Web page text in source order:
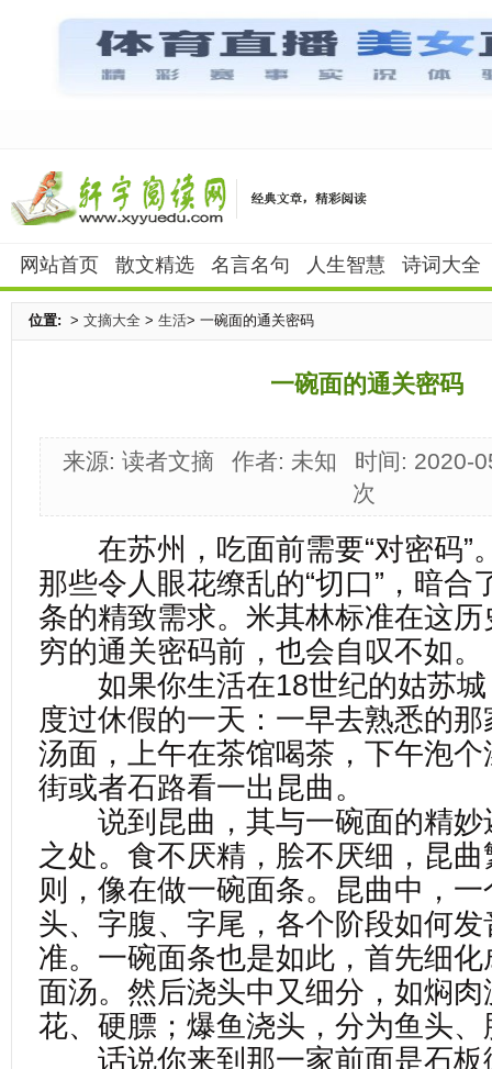
网站首页 散文精选 名言名句 人生智慧 诗词大全
位置: > 文摘大全 > 生活> 一碗面的通关密码
一碗面的通关密码
来源: 读者文摘 作者: 未知
时间: 2020-
次
在苏州，吃面前需要“对密码”
那些令人眼花缭乱的“切口”，暗合
条的精致需求。米其林标准在这
穷的通关密码前，也会自叹不如。
如果你生活在18世纪的姑苏城
度过休假的一天：一早去熟悉的
汤面，上午在茶馆喝茶，下午泡
街或者石路看一出昆曲。
说到昆曲，其与一碗面的精妙
之处。食不厌精，脍不厌细，昆
则，像在做一碗面条。昆曲中，
头、字腹、字尾，各个阶段如何
准。一碗面条也是如此，首先细
面汤。然后浇头中又细分，如焖
花、硬膘；爆鱼浇头，分为鱼头
话说你来到那一家前面是石板